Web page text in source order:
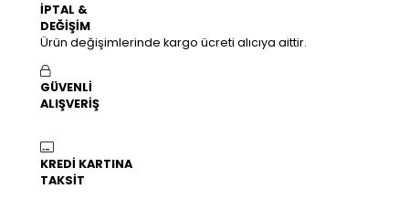
İPTAL &
DEĞİŞİM
Ürün değişimlerinde kargo ücreti alıcıya aittir.
GÜVENLİ
ALIŞVERİŞ
KREDİ KARTINA
TAKSİT